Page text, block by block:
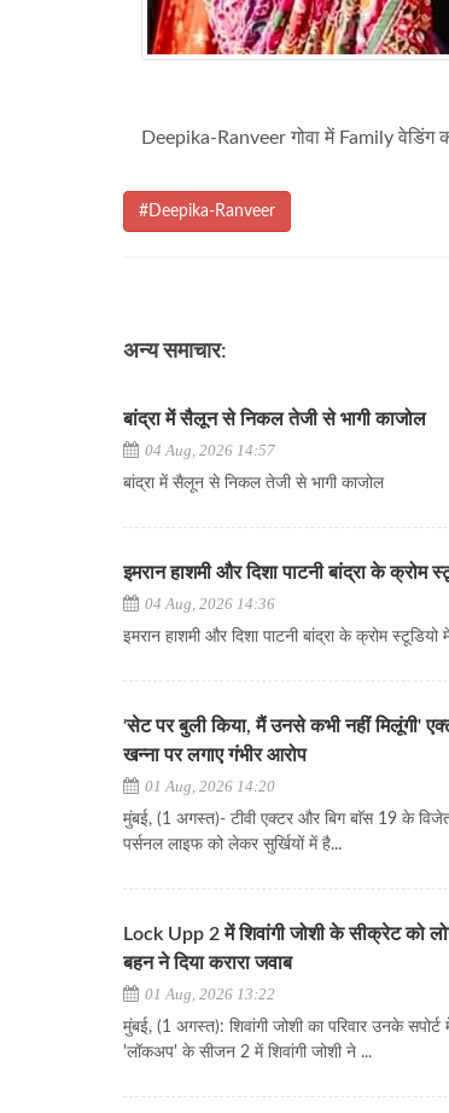
Deepika-Ranveer गोवा में Family वेडिंग
#Deepika-Ranveer
अन्य समाचार:
बांद्रा में सैलून से निकल तेजी से भागी काजोल
04 Aug, 2026 14:57
बांद्रा में सैलून से निकल तेजी से भागी काजोल
इमरान हाशमी और दिशा पाटनी बांद्रा के क्रोम
04 Aug, 2026 14:36
इमरान हाशमी और दिशा पाटनी बांद्रा के क्रोम
'सेट पर बुली किया, मैं उनसे कभी नहीं मिलूंगी'
खन्ना पर लगाए गंभीर आरोप
01 Aug, 2026 14:20
मुंबई, (1 अगस्त)- टीवी एक्टर और बिग बाॅस 19 के
पर्सनल लाइफ को लेकर सुर्खियों में है...
Lock Upp 2 में शिवांगी जोशी के सीक्रेट को
बहन ने दिया करारा जवाब
01 Aug, 2026 13:22
मुंबई, (1 अगस्त): शिवांगी जोशी का परिवार उनके
'लॉकअप' के सीजन 2 में शिवांगी जोशी ने ...